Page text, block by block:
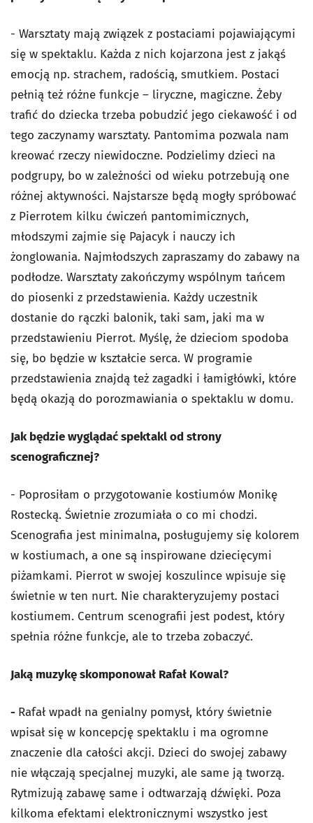
- Warsztaty mają związek z postaciami pojawiającymi
się w spektaklu. Każda z nich kojarzona jest z jakąś
emocją np. strachem, radością, smutkiem. Postaci
pełnią też różne funkcje – liryczne, magiczne. Żeby
trafić do dziecka trzeba pobudzić jego ciekawość i od
tego zaczynamy warsztaty. Pantomima pozwala nam
kreować rzeczy niewidoczne. Podzielimy dzieci na
podgrupy, bo w zależności od wieku potrzebują one
różnej aktywności. Najstarsze będą mogły spróbować
z Pierrotem kilku ćwiczeń pantomimicznych,
młodszymi zajmie się Pajacyk i nauczy ich
żonglowania. Najmłodszych zapraszamy do zabawy na
podłodze. Warsztaty zakończymy wspólnym tańcem
do piosenki z przedstawienia. Każdy uczestnik
dostanie do rączki balonik, taki sam, jaki ma w
przedstawieniu Pierrot. Myślę, że dzieciom spodoba
się, bo będzie w kształcie serca. W programie
przedstawienia znajdą też zagadki i łamigłówki, które
będą okazją do porozmawiania o spektaklu w domu.
Jak będzie wyglądać spektakl od strony
scenograficznej?
- Poprosiłam o przygotowanie kostiumów Monikę
Rostecką. Świetnie zrozumiała o co mi chodzi.
Scenografia jest minimalna, posługujemy się kolorem
w kostiumach, a one są inspirowane dziecięcymi
piżamkami. Pierrot w swojej koszulince wpisuje się
świetnie w ten nurt. Nie charakteryzujemy postaci
kostiumem. Centrum scenografii jest podest, który
spełnia różne funkcje, ale to trzeba zobaczyć.
Jaką muzykę skomponował Rafał Kowal?
- Rafał wpadł na genialny pomysł, który świetnie
wpisał się w koncepcję spektaklu i ma ogromne
znaczenie dla całości akcji. Dzieci do swojej zabawy
nie włączają specjalnej muzyki, ale same ją tworzą.
Rytmizują zabawę same i odtwarzają dźwięki. Poza
kilkoma efektami elektronicznymi wszystko jest